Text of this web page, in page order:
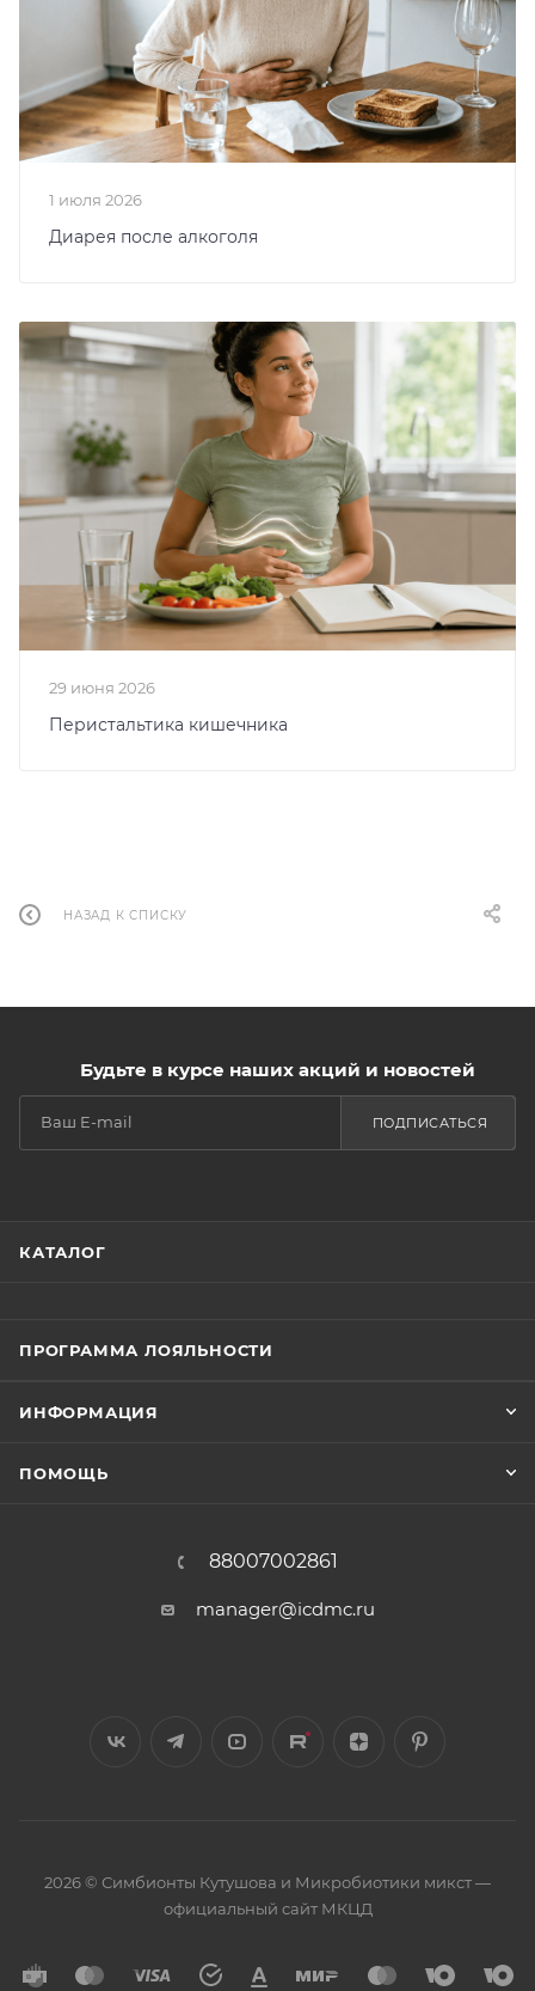
1 июля 2026
Диарея после алкоголя
29 июня 2026
Перистальтика кишечника
НАЗАД К СПИСКУ
Будьте в курсе наших акций и новостей
ПОДПИСАТЬСЯ
КАТАЛОГ
ПРОГРАММА ЛОЯЛЬНОСТИ
ИНФОРМАЦИЯ
ПОМОЩЬ
88007002861
manager@icdmc.ru
2026 © Симбионты Кутушова и Микробиотики микст —
официальный сайт МКЦД